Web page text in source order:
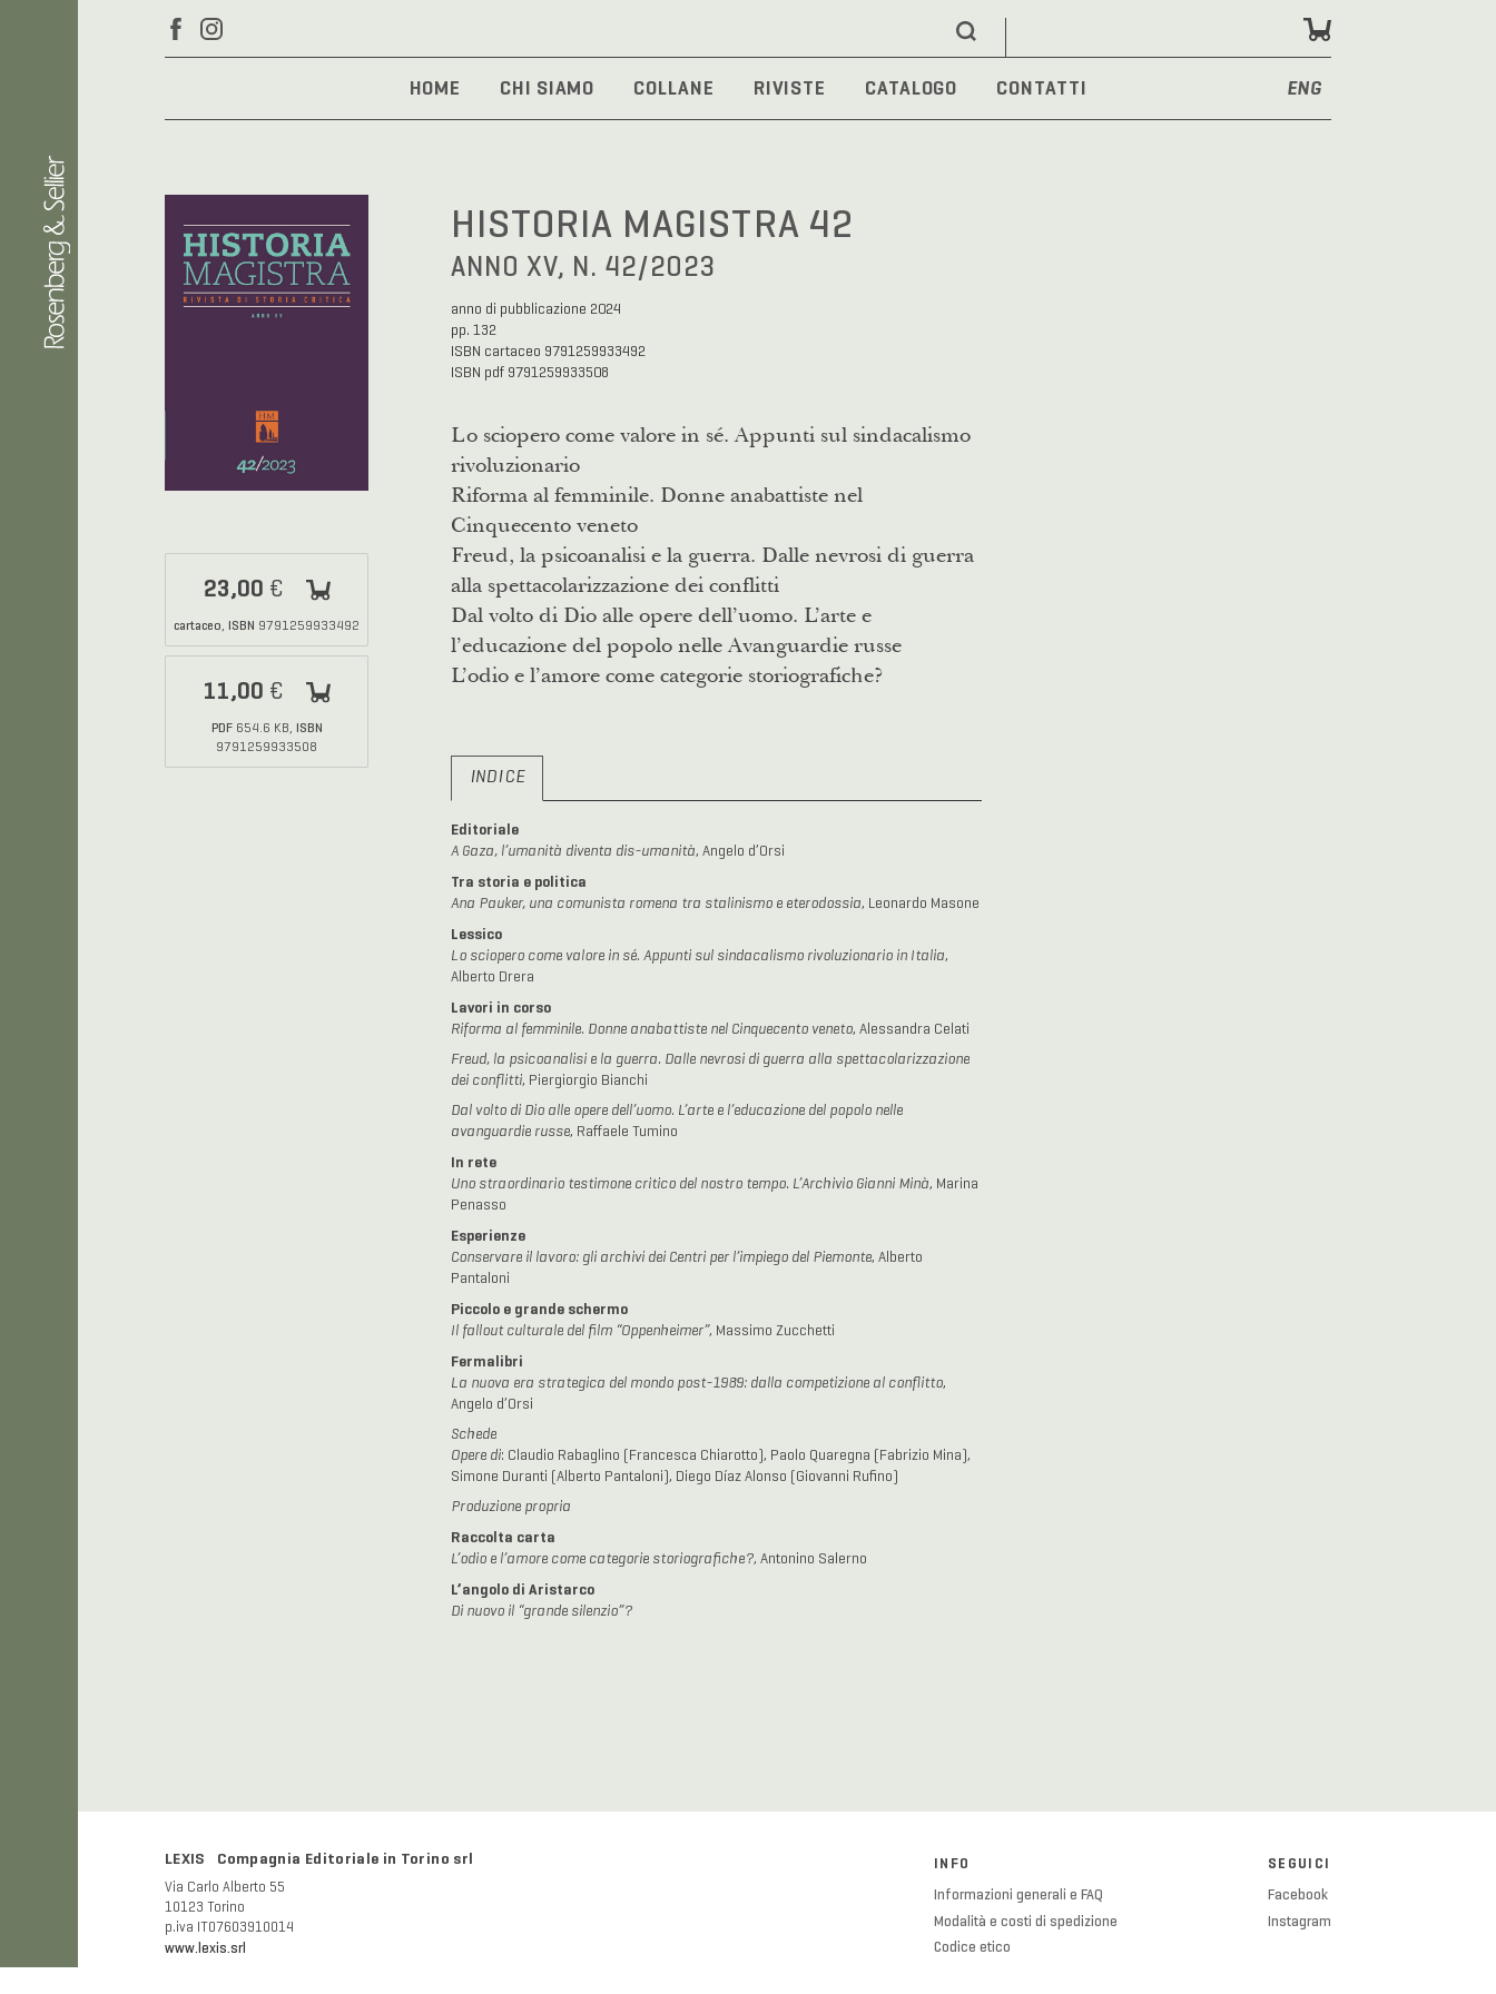
HOME CHI SIAMO COLLANE RIVISTE CATALOGO CONTATTI ENG
23,00 €
cartaceo, ISBN 9791259933492
11,00 €
PDF654.6 KB, ISBN
9791259933508
HISTORIA MAGISTRA 42
ANNO XV, N. 42/2023
anno di pubblicazione 2024
pp. 132
ISBN cartaceo 9791259933492
ISBN pdf 9791259933508
Lo sciopero come valore in sé. Appunti sul sindacalismo
rivoluzionario
Riforma al femminile. Donne anabattiste nel
Cinquecento veneto
Freud, la psicoanalisi e la guerra. Dalle nevrosi di guerra
alla spettacolarizzazione dei conflitti
Dal volto di Dio alle opere dell’uomo. L’arte e
l’educazione del popolo nelle Avanguardie russe
L’odio e l’amore come categorie storiografiche?
INDICE
Editoriale
A Gaza, l’umanità diventa dis-umanità, Angelo d’Orsi
Tra storia e politica
Ana Pauker, una comunista romena tra stalinismo e eterodossia, Leonardo Masone
Lessico
Lo sciopero come valore in sé. Appunti sul sindacalismo rivoluzionario in Italia,
Alberto Drera
Lavori in corso
Riforma al femminile. Donne anabattiste nel Cinquecento veneto, Alessandra Celati
Freud, la psicoanalisi e la guerra. Dalle nevrosi di guerra alla spettacolarizzazione
dei conflitti, Piergiorgio Bianchi
Dal volto di Dio alle opere dell’uomo. L’arte e l’educazione del popolo nelle
avanguardie russe, Raffaele Tumino
In rete
Uno straordinario testimone critico del nostro tempo. L’Archivio Gianni Minà, Marina
Penasso
Esperienze
Conservare il lavoro: gli archivi dei Centri per l’impiego del Piemonte, Alberto
Pantaloni
Piccolo e grande schermo
Il fallout culturale del film “Oppenheimer”, Massimo Zucchetti
Fermalibri
La nuova era strategica del mondo post-1989: dalla competizione al conflitto,
Angelo d’Orsi
Schede
Opere di: Claudio Rabaglino (Francesca Chiarotto), Paolo Quaregna (Fabrizio Mina),
Simone Duranti (Alberto Pantaloni), Diego Díaz Alonso (Giovanni Rufino)
Produzione propria
Raccolta carta
L’odio e l’amore come categorie storiografiche?, Antonino Salerno
L’angolo di Aristarco
Di nuovo il “grande silenzio”?
LEXIS Compagnia Editoriale in Torino srl
Via Carlo Alberto 55
10123 Torino
p.iva IT07603910014
www.lexis.srl
INFO
Informazioni generali e FAQ
Modalità e costi di spedizione
Codice etico
SEGUICI
Facebook
Instagram